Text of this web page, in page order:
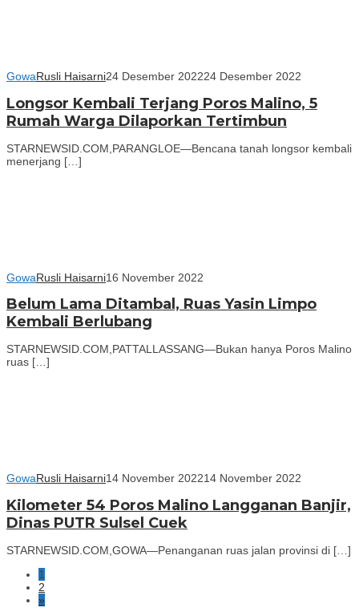
GowaRusli Haisarni24 Desember 202224 Desember 2022
Longsor Kembali Terjang Poros Malino, 5
Rumah Warga Dilaporkan Tertimbun
STARNEWSID.COM,PARANGLOE—Bencana tanah longsor kembali
menerjang […]
GowaRusli Haisarni16 November 2022
Belum Lama Ditambal, Ruas Yasin Limpo
Kembali Berlubang
STARNEWSID.COM,PATTALLASSANG—Bukan hanya Poros Malino
ruas […]
GowaRusli Haisarni14 November 202214 November 2022
Kilometer 54 Poros Malino Langganan Banjir,
Dinas PUTR Sulsel Cuek
STARNEWSID.COM,GOWA—Penanganan ruas jalan provinsi di […]
1
2
»